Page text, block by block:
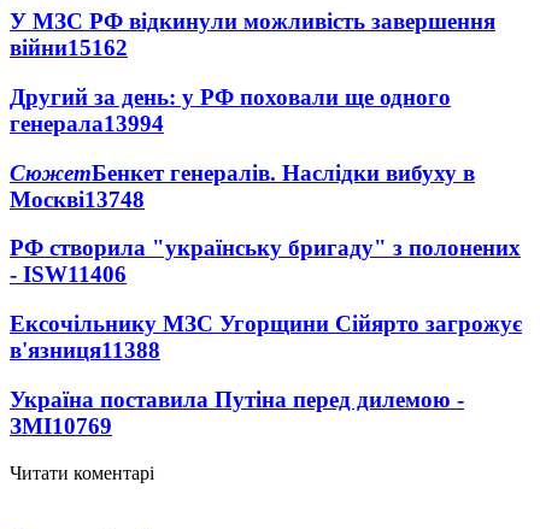
У МЗС РФ відкинули можливість завершення
війни15162
Другий за день: у РФ поховали ще одного
генерала13994
СюжетБенкет генералів. Наслідки вибуху в
Москві13748
РФ створила "українську бригаду" з полонених
- ISW11406
Ексочільнику МЗС Угорщини Сійярто загрожує
в'язниця11388
Україна поставила Путіна перед дилемою -
ЗМІ10769
Читати коментарі